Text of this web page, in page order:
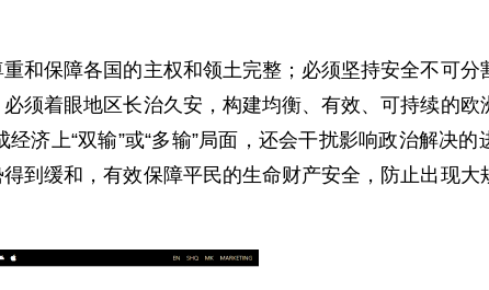
和保障各国的主权和领土完整；必须坚持安全不可分
须着眼地区长治久安，构建均衡、有效、可持续的欧
济上“双输”或“多输”局面，还会干扰影响政治解决的
到缓和，有效保障平民的生命财产安全，防止出现大